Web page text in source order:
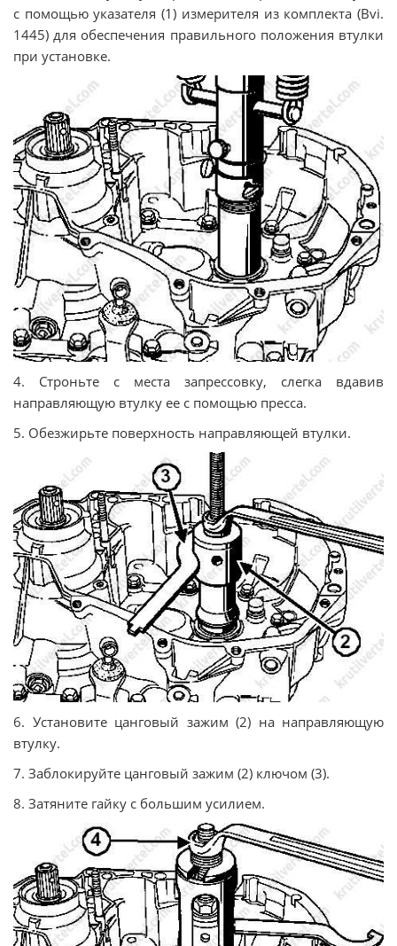
с помощью указателя (1) измерителя из комплекта (Bvi.
1445) для обеспечения правильного положения втулки
при установке.
4. Строньте с места запрессовку, слегка вдавив
направляющую втулку ее с помощью пресса.
5. Обезжирьте поверхность направляющей втулки.
6. Установите цанговый зажим (2) на направляющую
втулку.
7. Заблокируйте цанговый зажим (2) ключом (3).
8. Затяните гайку с большим усилием.